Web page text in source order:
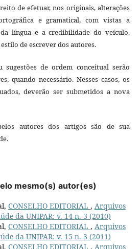
de efetuar, nos originais, alterações
e gramatical, com vistas a
língua e a credibilidade do veículo.
de escrever dos autores.
sugestões de ordem conceitual serão
quando necessário. Nesses casos, os
deverão ser submetidos a nova
autores dos artigos são de sua
mesmo(s) autor(es)
CONSELHO EDITORIAL , Arquivos
da UNIPAR: v. 14 n. 3 (2010)
CONSELHO EDITORIAL , Arquivos
da UNIPAR: v. 15 n. 3 (2011)
CONSELHO EDITORIAL , Arquivos